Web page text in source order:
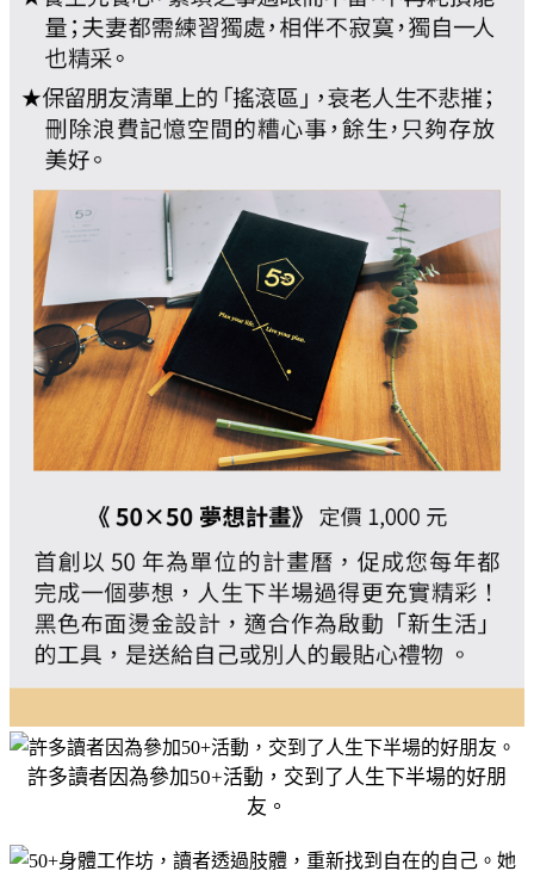
許多讀者因為參加50+活動，交到了人生下半場的好朋
友。